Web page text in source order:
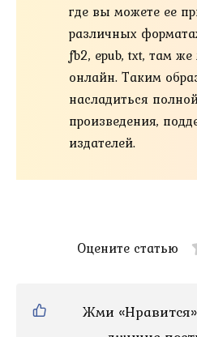
где вы можете ее
различных
fb2, epub, txt, там
онлайн. Таким
насладиться
произведения,
издателей.
Оцените статью
Жми